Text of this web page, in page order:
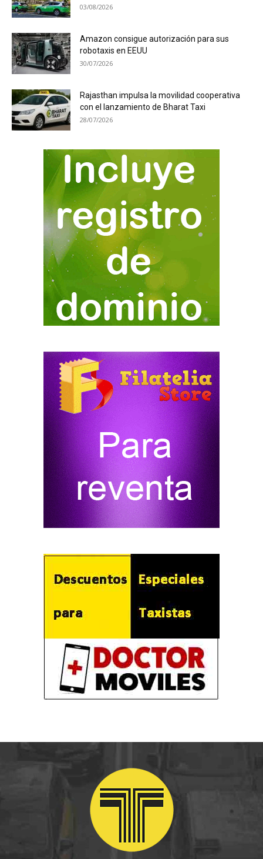
03/08/2026
Amazon consigue autorización para sus
robotaxis en EEUU
30/07/2026
Rajasthan impulsa la movilidad cooperativa
con el lanzamiento de Bharat Taxi
28/07/2026